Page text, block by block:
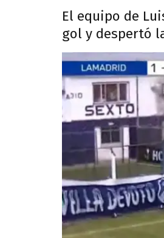
El equipo de
gol y despertó